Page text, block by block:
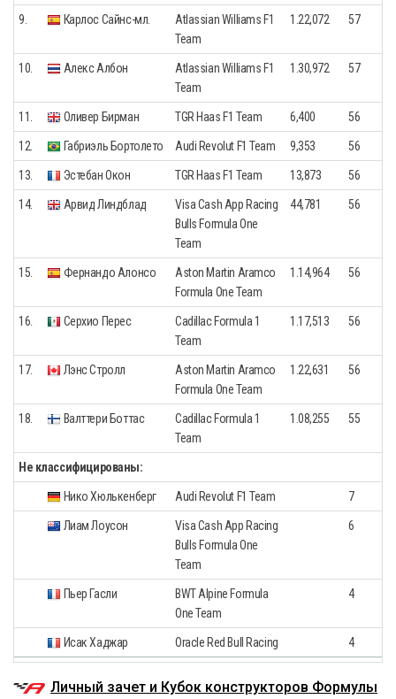
9. Карлос Сайнс-мл.
Atlassian Williams F1
Team
1.22,072 57
10. Алекс Албон
Atlassian Williams F1
Team
1.30,972 57
11. Оливер Бирман TGR Haas F1 Team 6,400 56
12. Габриэль Бортолето Audi Revolut F1 Team 9,353 56
13. Эстебан Окон TGR Haas F1 Team 13,873 56
14. Арвид Линдблад
Visa Cash App Racing
Bulls Formula One
Team
44,781 56
15. Фернандо Алонсо
Aston Martin Aramco
Formula One Team
1.14,964 56
16. Серхио Перес
Cadillac Formula 1
Team
1.17,513 56
17. Лэнс Стролл
Aston Martin Aramco
Formula One Team
1.22,631 56
18. Валттери Боттас
Cadillac Formula 1
Team
1.08,255 55
Не классифицированы:
Нико Хюлькенберг Audi Revolut F1 Team 7
Лиам Лоусон
Visa Cash App Racing
Bulls Formula One
Team
6
Пьер Гасли
BWT Alpine Formula
One Team
4
Исак Хаджар Oracle Red Bull Racing 4
Личный зачет и Кубок конструкторов Формулы